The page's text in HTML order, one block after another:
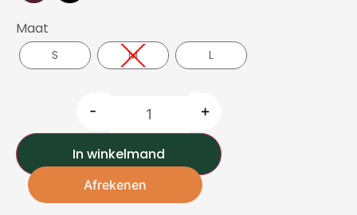
Maat
S M L
- +
In winkelmand
Afrekenen